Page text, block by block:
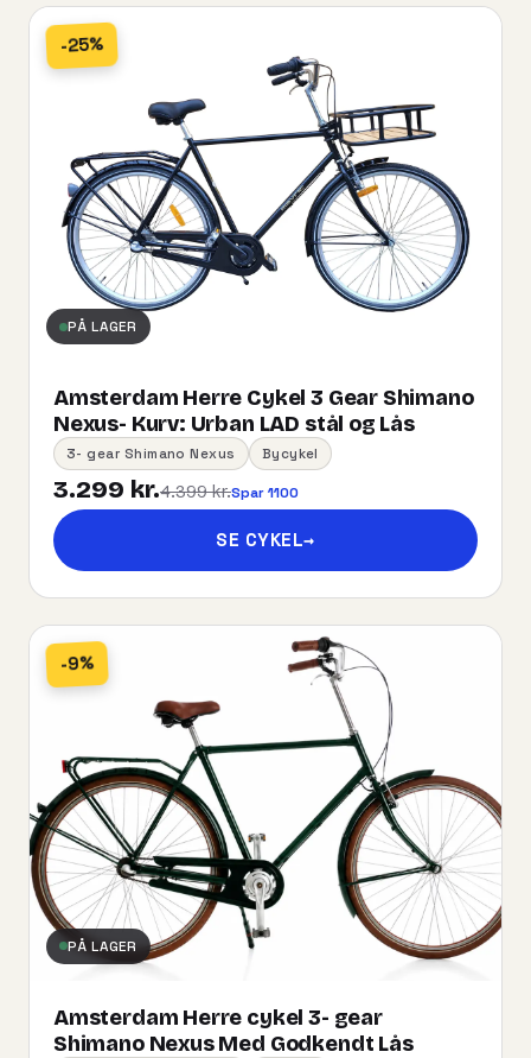
-25%
PÅ LAGER
Amsterdam Herre Cykel 3 Gear Shimano
Nexus- Kurv:​ ​Urban​ ​LAD​ ​stål og Lås
3- gear Shimano Nexus Bycykel
3.299 kr.4.399 kr.Spar 1100
SE CYKEL→
-9%
PÅ LAGER
Amsterdam Herre cykel 3- gear
Shimano Nexus Med Godkendt Lås